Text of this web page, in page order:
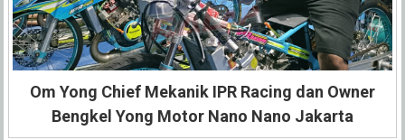
Om Yong Chief Mekanik IPR Racing dan Owner
Bengkel Yong Motor Nano Nano Jakarta